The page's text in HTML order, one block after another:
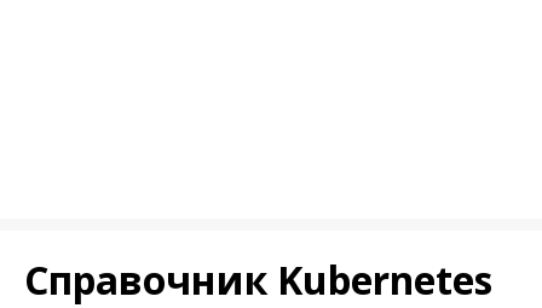
Справочник Kubernetes